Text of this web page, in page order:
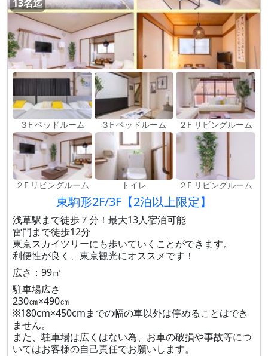
13名迄
３F ベッドルーム ３F ベッドルーム ２F リビングルーム
２F リビングルーム トイレ ２F リビングルーム
東駒形2F/3F【2泊以上限定】
浅草駅まで徒歩７分！最大13人宿泊可能
雷門まで徒歩12分
東京スカイツリーにも歩いていくことができます。
利便性が良く、東京観光にオススメです！
広さ：99㎡
駐車場広さ
230㎝×490㎝
※180cm×450cmまでの幅の車以外は停めることはでき
ません。
また、駐車場は広くはない為、お車の破損や事故等につ
いてはお客様の自己責任でお願いします。